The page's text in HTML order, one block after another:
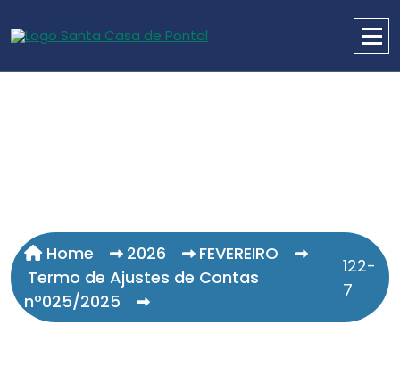
Home 2026
FEVEREIRO
Termo de Ajustes de Contas
nº025/2025
122-
7